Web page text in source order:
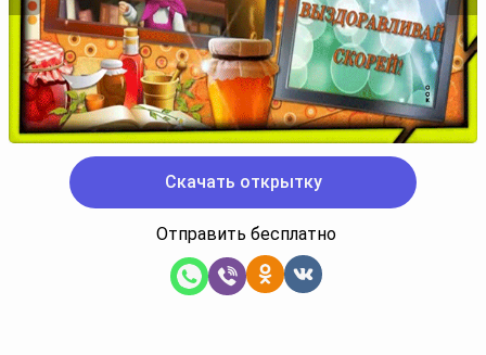
Скачать открытку
Отправить бесплатно